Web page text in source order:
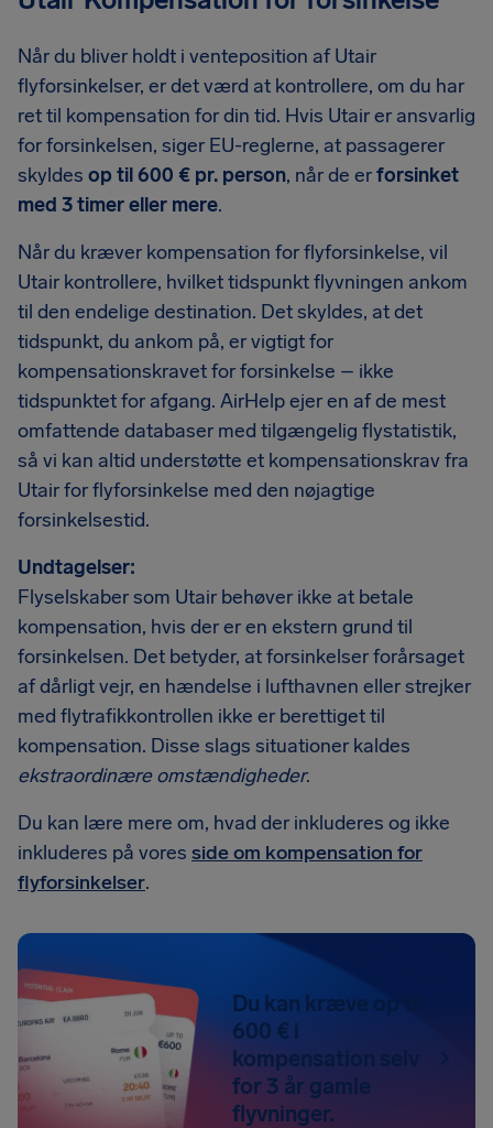
Når du bliver holdt i venteposition af Utair
flyforsinkelser, er det værd at kontrollere, om du har
ret til kompensation for din tid. Hvis Utair er ansvarlig
for forsinkelsen, siger EU-reglerne, at passagerer
skyldes op til 600 € pr. person, når de erforsinket
med 3 timer eller mere.
Når du kræver kompensation for flyforsinkelse, vil
Utair kontrollere, hvilket tidspunkt flyvningen ankom
til den endelige destination. Det skyldes, at det
tidspunkt, du ankom på, er vigtigt for
kompensationskravet for forsinkelse – ikke
tidspunktet for afgang. AirHelp ejer en af de mest
omfattende databaser med tilgængelig flystatistik,
så vi kan altid understøtte et kompensationskrav fra
Utair for flyforsinkelse med den nøjagtige
forsinkelsestid.
Undtagelser:
Flyselskaber som Utair behøver ikke at betale
kompensation, hvis der er en ekstern grund til
forsinkelsen. Det betyder, at forsinkelser forårsaget
af dårligt vejr, en hændelse i lufthavnen eller strejker
med flytrafikkontrollen ikke er berettiget til
kompensation. Disse slags situationer kaldes
ekstraordinære omstændigheder.
Du kan lære mere om, hvad der inkluderes og ikke
inkluderes på vores side om kompensation for
flyforsinkelser.
Du kan kræve op til
600 € i
kompensation selv
for 3 år gamle
flyvninger.